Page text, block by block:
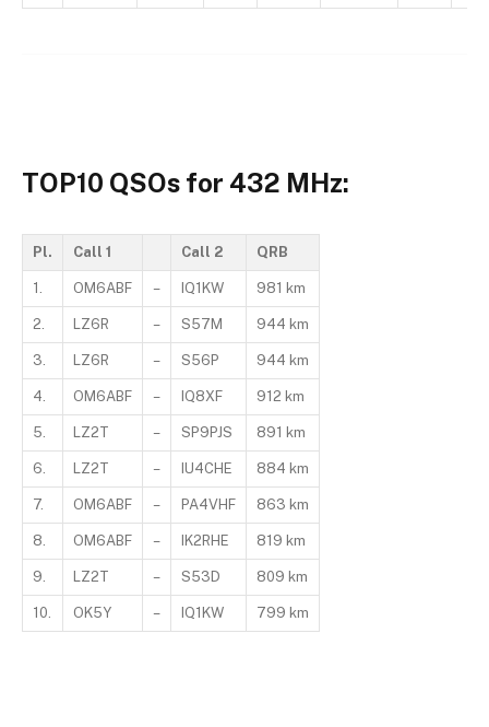
TOP10 QSOs for 432 MHz:
Pl. Call 1 Call 2 QRB
1. OM6ABF – IQ1KW 981 km
2. LZ6R – S57M 944 km
3. LZ6R – S56P 944 km
4. OM6ABF – IQ8XF 912 km
5. LZ2T – SP9PJS 891 km
6. LZ2T – IU4CHE 884 km
7. OM6ABF – PA4VHF 863 km
8. OM6ABF – IK2RHE 819 km
9. LZ2T – S53D 809 km
10. OK5Y – IQ1KW 799 km